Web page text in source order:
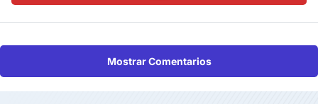
Mostrar Comentarios